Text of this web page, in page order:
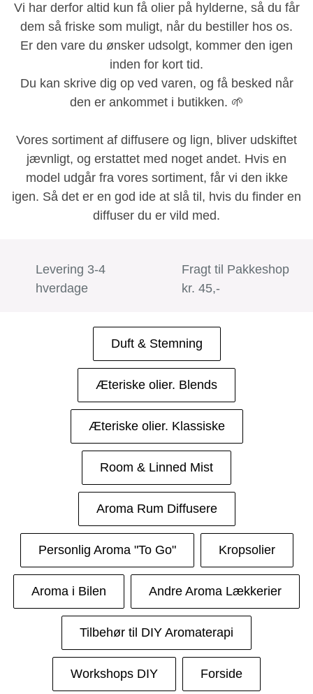
Vi har derfor altid kun få olier på hylderne, så du får
dem så friske som muligt, når du bestiller hos os.
Er den vare du ønsker udsolgt, kommer den igen
inden for kort tid.
Du kan skrive dig op ved varen, og få besked når
den er ankommet i butikken. 🌱
Vores sortiment af diffusere og lign, bliver udskiftet
jævnligt, og erstattet med noget andet. Hvis en
model udgår fra vores sortiment, får vi den ikke
igen. Så det er en god ide at slå til, hvis du finder en
diffuser du er vild med.
Levering 3-4
hverdage
Fragt til Pakkeshop
kr. 45,-
Duft & Stemning
Æteriske olier. Blends
Æteriske olier. Klassiske
Room & Linned Mist
Aroma Rum Diffusere
Personlig Aroma "To Go" Kropsolier
Aroma i Bilen Andre Aroma Lækkerier
Tilbehør til DIY Aromaterapi
Workshops DIY Forside